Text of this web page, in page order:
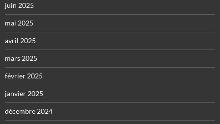
juin 2025
mai 2025
avril 2025
mars 2025
février 2025
janvier 2025
décembre 2024